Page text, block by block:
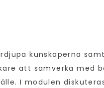
kunskaperna
att samverka med
I modulen